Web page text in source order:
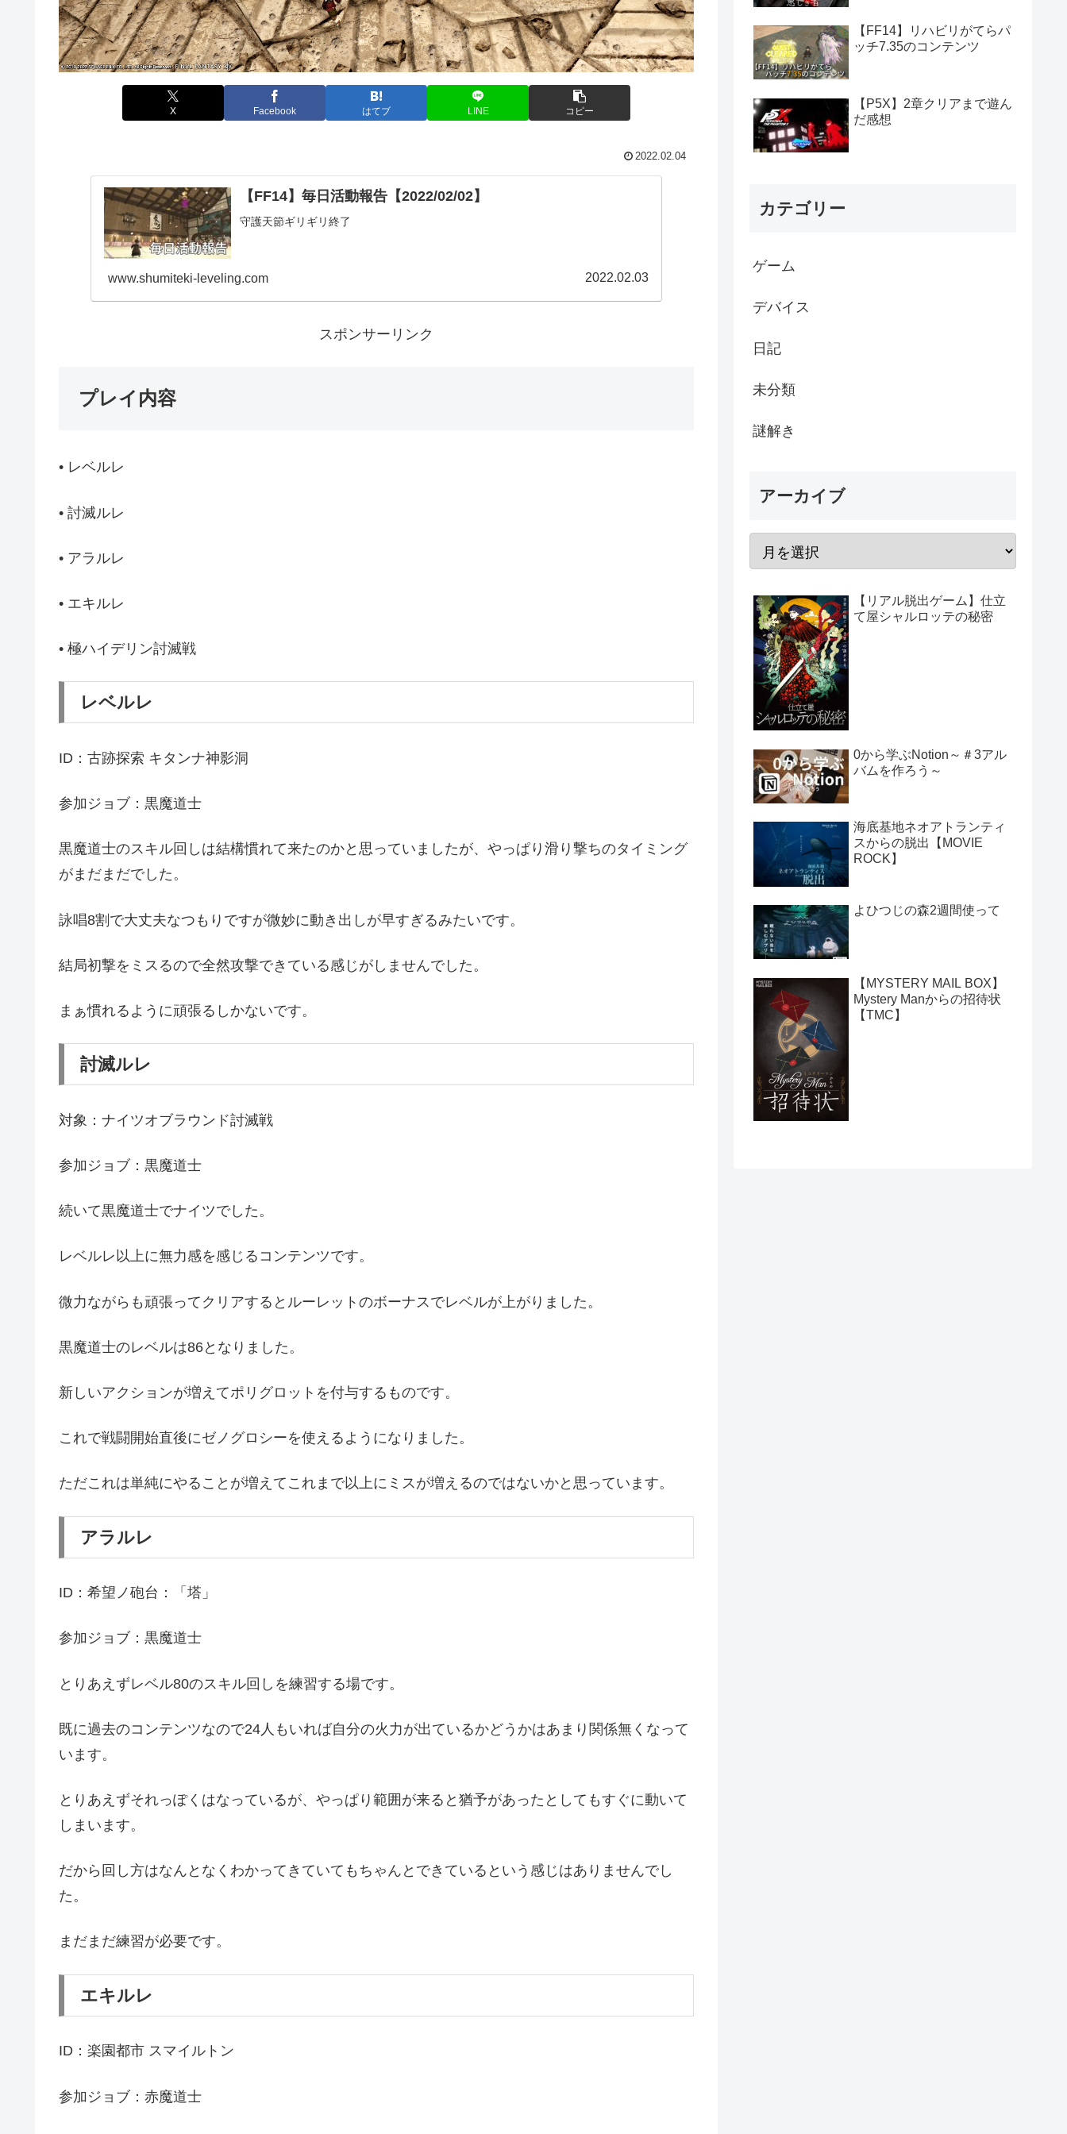
X Facebook はてブ LINE コピー
2022.02.04
【FF14】毎日活動報告【2022/02/02】
守護天節ギリギリ終了
www.shumiteki-leveling.com 2022.02.03
スポンサーリンク
プレイ内容
• レベルレ
• 討滅ルレ
• アラルレ
• エキルレ
• 極ハイデリン討滅戦
レベルレ
ID：古跡探索 キタンナ神影洞
参加ジョブ：黒魔道士
黒魔道士のスキル回しは結構慣れて来たのかと思っていましたが、やっぱり滑り撃ちのタイミング
がまだまだでした。
詠唱8割で大丈夫なつもりですが微妙に動き出しが早すぎるみたいです。
結局初撃をミスるので全然攻撃できている感じがしませんでした。
まぁ慣れるように頑張るしかないです。
討滅ルレ
対象：ナイツオブラウンド討滅戦
参加ジョブ：黒魔道士
続いて黒魔道士でナイツでした。
レベルレ以上に無力感を感じるコンテンツです。
微力ながらも頑張ってクリアするとルーレットのボーナスでレベルが上がりました。
黒魔道士のレベルは86となりました。
新しいアクションが増えてポリグロットを付与するものです。
これで戦闘開始直後にゼノグロシーを使えるようになりました。
ただこれは単純にやることが増えてこれまで以上にミスが増えるのではないかと思っています。
アラルレ
ID：希望ノ砲台：「塔」
参加ジョブ：黒魔道士
とりあえずレベル80のスキル回しを練習する場です。
既に過去のコンテンツなので24人もいれば自分の火力が出ているかどうかはあまり関係無くなって
います。
とりあえずそれっぽくはなっているが、やっぱり範囲が来ると猶予があったとしてもすぐに動いて
しまいます。
だから回し方はなんとなくわかってきていてもちゃんとできているという感じはありませんでし
た。
まだまだ練習が必要です。
エキルレ
ID：楽園都市 スマイルトン
参加ジョブ：赤魔道士
【FF14】リハビリがてらパ
ッチ7.35のコンテンツ
【P5X】2章クリアまで遊ん
だ感想
カテゴリー
ゲーム
デバイス
日記
未分類
謎解き
アーカイブ
【リアル脱出ゲーム】仕立
て屋シャルロッテの秘密
0から学ぶNotion～＃3アル
バムを作ろう～
海底基地ネオアトランティ
スからの脱出【MOVIE
ROCK】
よひつじの森2週間使って
【MYSTERY MAIL BOX】
Mystery Manからの招待状
【TMC】